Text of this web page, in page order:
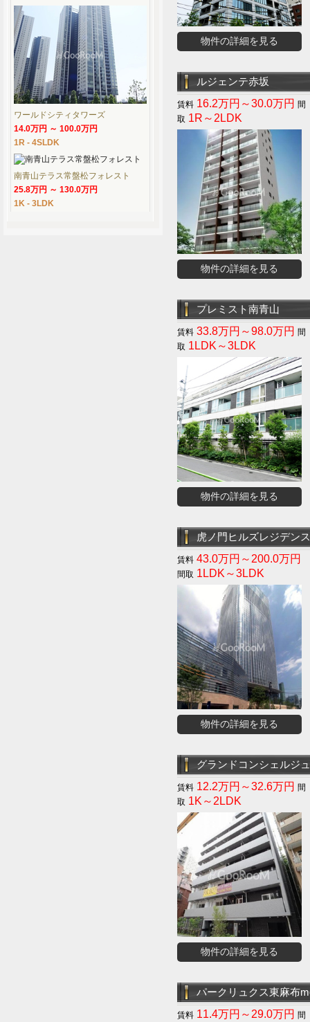
物件の詳細を見る
ルジェンテ赤坂
16.2万円～30.0万円
1R～2LDK
物件の詳細を見る
プレミスト南青山
33.8万円～98.0万円
1LDK～3LDK
物件の詳細を見る
虎ノ門ヒルズレジデンス
43.0万円～200.0万円
1LDK～3LDK
物件の詳細を見る
グランドコンシェルジ
12.2万円～32.6万円
1K～2LDK
物件の詳細を見る
パークリュクス東麻布
11.4万円～29.0万円
ワールドシティタワーズ
14.0万円 ～ 100.0万円
1R - 4SLDK
南青山テラス常盤松フォレスト
25.8万円 ～ 130.0万円
1K - 3LDK